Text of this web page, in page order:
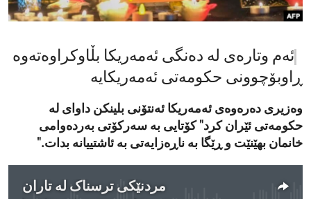
ENVIRONMENT AND HEALTH
ئەم وتارەی لە دەنگی ئەمەریکا بڵاوکراوەتەوە
ڕاوبۆچوونی حکومەتی ئەمەریکایە
وەزیری دەرەوەی ئەمەریکا ئەنتۆنی بلینکن داوای لە
حکومەتی ئێران کرد" کۆتایی بە سەرکۆتی بەردەوامی
خانمان بهێنێت و ڕێگا بە ناڕەزایەتی بە ئاشتییانە بدات."
مردنێکی ترسناک لە تاران